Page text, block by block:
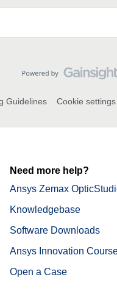
Guidelines Cookie settings
Need more help?
Ansys Zemax
Knowledgebase
Software Downloads
Ansys Innovation
Open a Case